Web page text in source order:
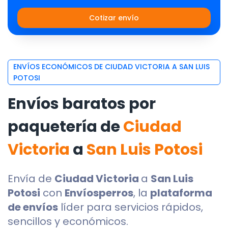
Cotizar envío
ENVÍOS ECONÓMICOS DE CIUDAD VICTORIA A SAN LUIS
POTOSI
Envíos baratos por
paquetería deCiudad
Victoria a San Luis Potosi
Envía de Ciudad Victoria a San Luis
Potosi con Envíosperros, la plataforma
de envíos líder para servicios rápidos,
sencillos y económicos.